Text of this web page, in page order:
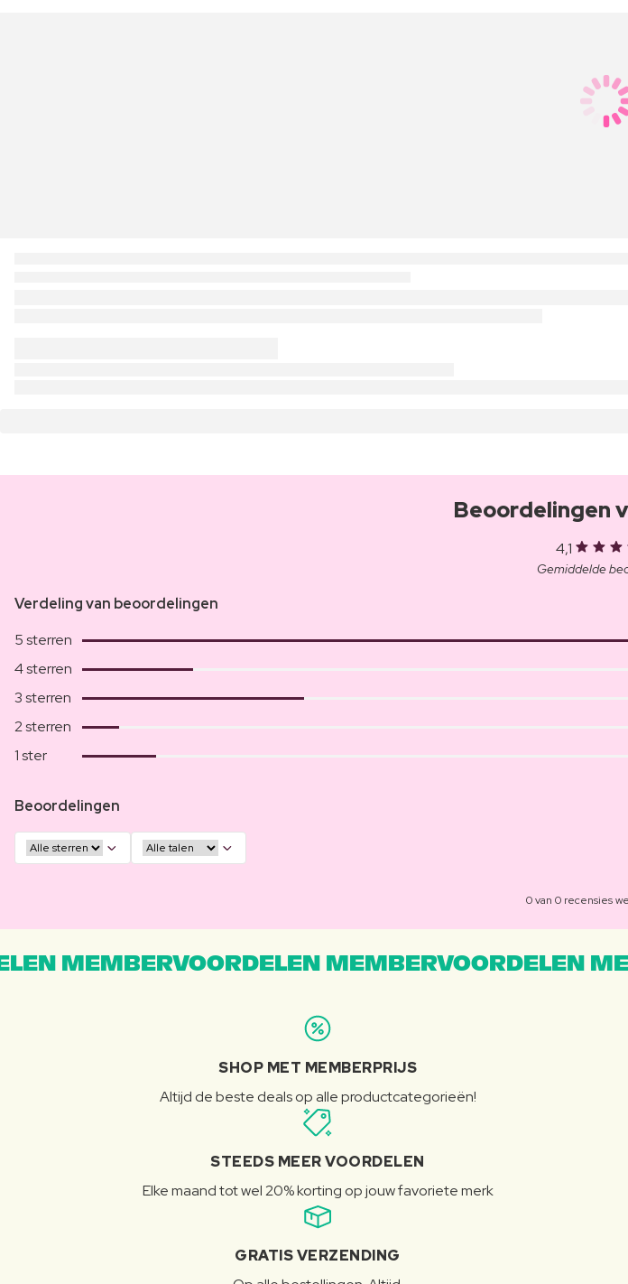
Beoordelingen
4,1
Gemiddelde
Verdeling van beoordelingen
5 sterren
4 sterren
3 sterren
2 sterren
1 ster
Beoordelingen
0 van 0 recensies
MEMBERVOORDELEN MEMBERVOORDELEN
SHOP MET MEMBERPRIJS
Altijd de beste deals op alle productcategorieën!
STEEDS MEER VOORDELEN
Elke maand tot wel 20% korting op jouw favoriete merk
GRATIS VERZENDING